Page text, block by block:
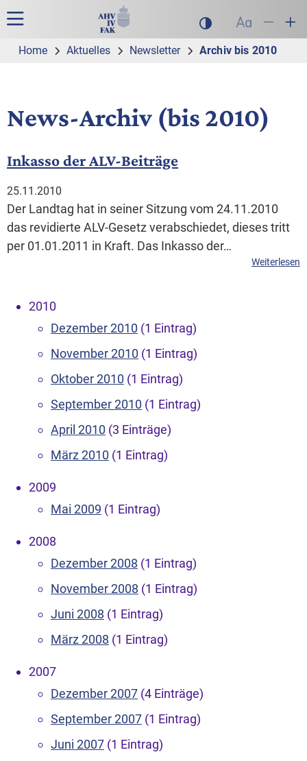
Zur Hauptnavigation
Zum Inhalt
Suche
Hauptnavigation Dunklen Modus
Schrift auf
Schrift
Home Aktuelles Newsletter Archiv bis 2010
News-Archiv (bis 2010)
Inkasso der ALV-Beiträge
25.11.2010
Der Landtag hat in seiner Sitzung vom 24.11.2010
das revidierte ALV-Gesetz verabschiedet, dieses tritt
per 01.01.2011 in Kraft. Das Inkasso der…
Weiterlesen
2010
Dezember 2010 (1 Eintrag)
November 2010 (1 Eintrag)
Oktober 2010 (1 Eintrag)
September 2010 (1 Eintrag)
April 2010 (3 Einträge)
März 2010 (1 Eintrag)
2009
Mai 2009 (1 Eintrag)
2008
Dezember 2008 (1 Eintrag)
November 2008 (1 Eintrag)
Juni 2008 (1 Eintrag)
März 2008 (1 Eintrag)
2007
Dezember 2007 (4 Einträge)
September 2007 (1 Eintrag)
Juni 2007 (1 Eintrag)